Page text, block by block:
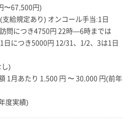
〜67,500円)
給規定あり) オンコール手当:1日
問につき4750円 22時—6時までは
日につき5000円 12/31、1/2、3は1日
)
1月あたり 1,500 円 〜 30,000 円(前年
度実績)